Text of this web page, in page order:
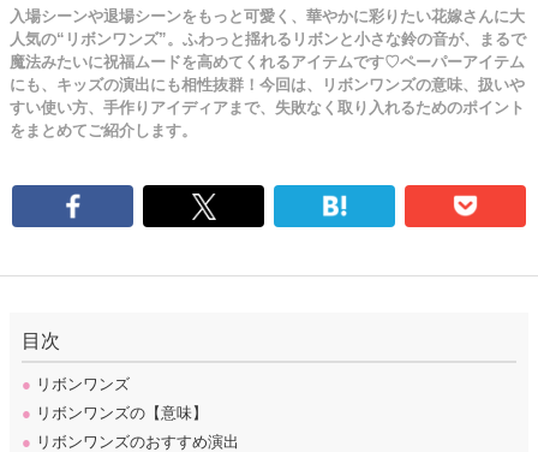
入場シーンや退場シーンをもっと可愛く、華やかに彩りたい花嫁さんに大
人気の“リボンワンズ”。ふわっと揺れるリボンと小さな鈴の音が、まるで
魔法みたいに祝福ムードを高めてくれるアイテムです♡ペーパーアイテム
にも、キッズの演出にも相性抜群！今回は、リボンワンズの意味、扱いや
すい使い方、手作りアイディアまで、失敗なく取り入れるためのポイント
をまとめてご紹介します。
目次
● リボンワンズ
● リボンワンズの【意味】
● リボンワンズのおすすめ演出